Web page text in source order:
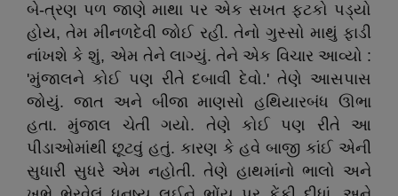
બે-ત્રણ પળ જાણે માથા પર એક સખત ફટકો પડ્યો
હોય, તેમ મીનળદેવી જોઈ રહી. તેનો ગુસ્સો માથું ફાડી
નાંખશે કે શું, એમ તેને લાગ્યું. તેને એક વિચાર આવ્યો :
'મુંજાલને કોઈ પણ રીતે દબાવી દેવો.' તેણે આસપાસ
જોયું. જાત અને બીજા માણસો હથિયારબંધ ઊભા
હતા. મુંજાલ ચેતી ગયો. તેણે કોઈ પણ રીતે આ
પીડાઓમાંથી છૂટવું હતું. કારણ કે હવે બાજી કાંઈ એની
સુધારી સુધરે એમ નહોતી. તેણે હાથમાંનો ભાલો અને